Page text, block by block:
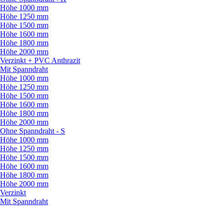
Höhe 1000 mm
Höhe 1250 mm
Höhe 1500 mm
Höhe 1600 mm
Höhe 1800 mm
Höhe 2000 mm
Verzinkt + PVC Anthrazit
Mit Spanndraht
Höhe 1000 mm
Höhe 1250 mm
Höhe 1500 mm
Höhe 1600 mm
Höhe 1800 mm
Höhe 2000 mm
Ohne Spanndraht - S
Höhe 1000 mm
Höhe 1250 mm
Höhe 1500 mm
Höhe 1600 mm
Höhe 1800 mm
Höhe 2000 mm
Verzinkt
Mit Spanndraht